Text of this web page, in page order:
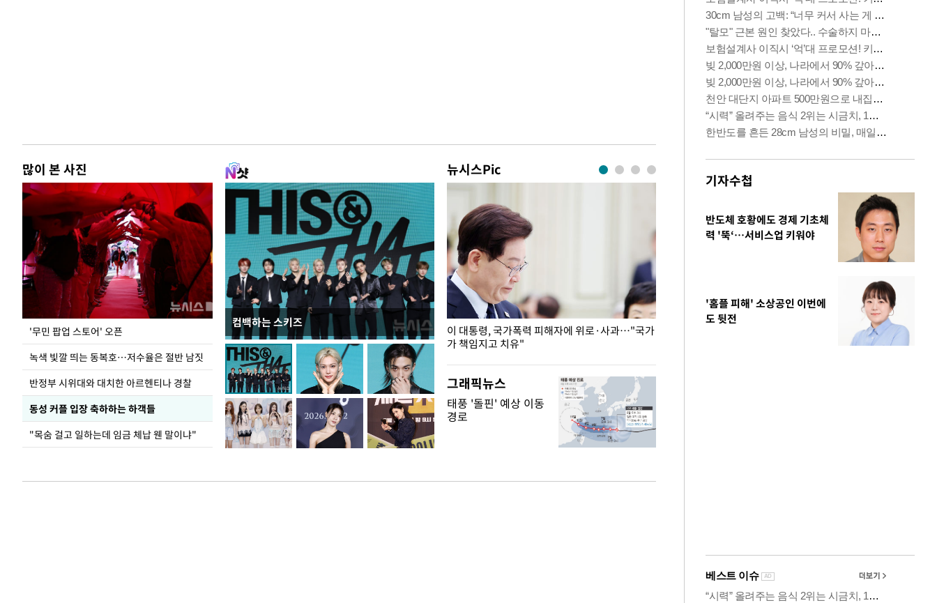
많이 본 사진
'무민 팝업 스토어' 오픈
녹색 빛깔 띄는 동복호…저수율은 절반 남짓
반정부 시위대와 대치한 아르헨티나 경찰
동성 커플 입장 축하하는 하객들
"목숨 걸고 일하는데 임금 체납 웬 말이냐"
컴백하는 스키즈
뉴시스Pic
지석천 뒤덮은 개구리밥
이 대통령, 국가폭력 피해자에 위로·사과…"국가
가 책임지고 치유"
오세훈 서울시
환경 점검
그래픽뉴스
태풍 '돌핀' 예상 이동
경로
기자수첩
반도체 호황에도 경제 기초체
력 '뚝‘…서비스업 키워야
'홈플 피해' 소상공인 이번에
도 뒷전